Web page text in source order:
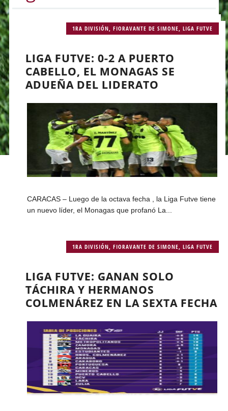
1RA DIVISIÓN ,FIORAVANTE DE SIMONE ,LIGA FUTVE
LIGA FUTVE: 0-2 A PUERTO
CABELLO, EL MONAGAS SE
ADUEÑA DEL LIDERATO
CARACAS – Luego de la octava fecha , la Liga Futve tiene
un nuevo líder, el Monagas que profanó La...
1RA DIVISIÓN ,FIORAVANTE DE SIMONE ,LIGA FUTVE
LIGA FUTVE: GANAN SOLO
TÁCHIRA Y HERMANOS
COLMENÁREZ EN LA SEXTA FECHA